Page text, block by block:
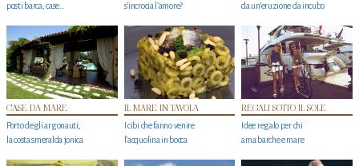
posti barca, case…
s'incrocia l’amore?
da un’eruzione da incubo
CASE DA MARE
Porto degli argonauti,
la costa smeralda jonica
IL MARE IN TAVOLA
I cibi che fanno venire
l’acquolina in bocca
REGALI SOTTO IL SOLE
Idee regalo per chi
ama barche e mare